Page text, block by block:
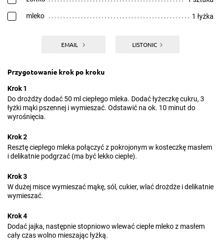
mleko 1 łyżka
EMAIL LISTONIC
Przygotowanie krok po kroku
Krok 1
Do drożdży dodać 50 ml ciepłego mleka. Dodać łyżeczkę cukru, 3
łyżki mąki pszennej i wymieszać. Odstawić na ok. 10 minut do
wyrośnięcia.
Krok 2
Resztę ciepłego mleka połączyć z pokrojonym w kosteczkę masłem
i delikatnie podgrzać (ma być lekko ciepłe).
Krok 3
W dużej misce wymieszać mąkę, sól, cukier, wlać drożdże i delikatnie
wymieszać.
Krok 4
Dodać jajka, następnie stopniowo wlewać ciepłe mleko z masłem
cały czas wolno mieszając łyżką.